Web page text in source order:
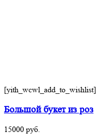
[yith_wcwl_add_to_wishlist]
Большой букет из роз
15000 руб.